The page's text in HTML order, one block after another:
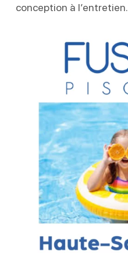
conception à l’entretien.